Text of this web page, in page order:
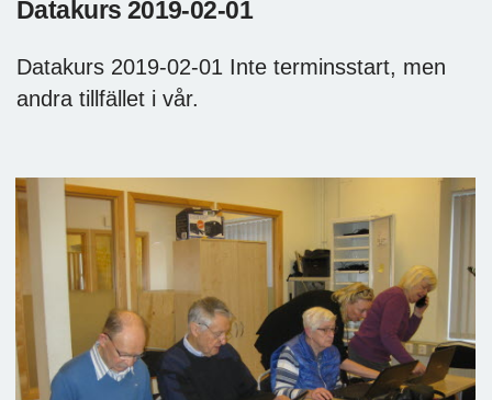
Datakurs 2019-02-01
Datakurs 2019-02-01 Inte terminsstart, men
andra tillfället i vår.